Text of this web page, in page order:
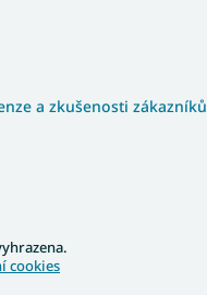
a zkušenosti zákazníků
cookies